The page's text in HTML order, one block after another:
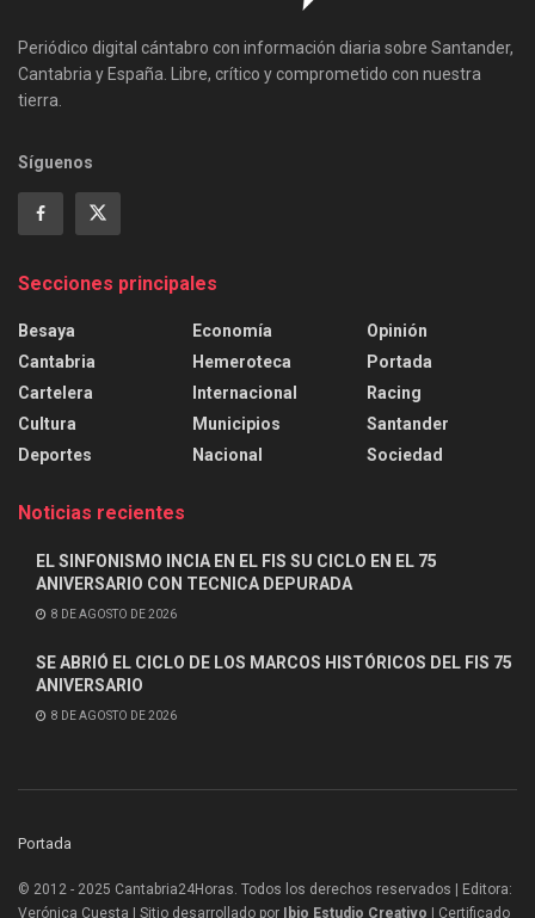
Periódico digital cántabro con información diaria sobre Santander,
Cantabria y España. Libre, crítico y comprometido con nuestra
tierra.
Síguenos
Secciones principales
Besaya
Cantabria
Cartelera
Cultura
Deportes
Economía
Hemeroteca
Internacional
Municipios
Nacional
Opinión
Portada
Racing
Santander
Sociedad
Noticias recientes
EL SINFONISMO INCIA EN EL FIS SU CICLO EN EL 75
ANIVERSARIO CON TECNICA DEPURADA
8 DE AGOSTO DE 2026
SE ABRIÓ EL CICLO DE LOS MARCOS HISTÓRICOS DEL FIS 75
ANIVERSARIO
8 DE AGOSTO DE 2026
Portada
© 2012 - 2025 Cantabria24Horas. Todos los derechos reservados | Editora:
Verónica Cuesta | Sitio desarrollado por
Ibio Estudio Creativo | Certificado